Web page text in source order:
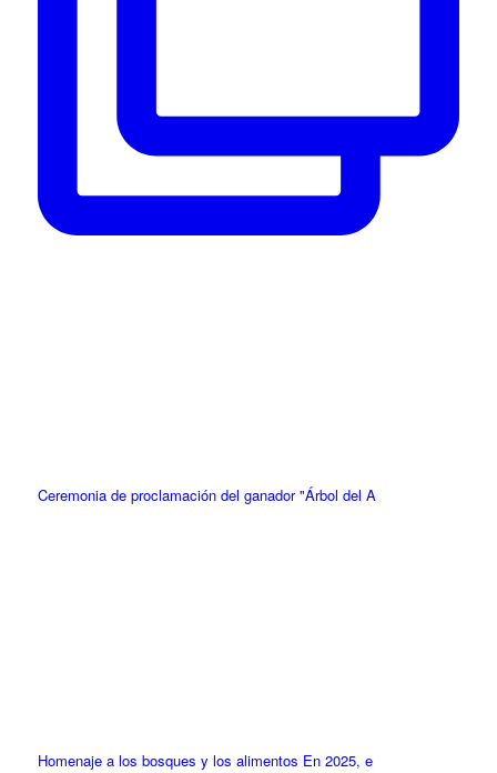
Ceremonia de proclamación del ganador "Árbol del A
Homenaje a los bosques y los alimentos En 2025, e